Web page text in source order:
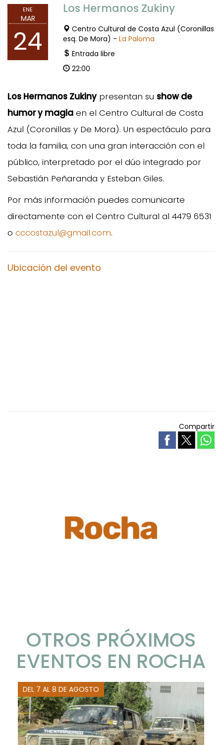
ENE
MAR
24
Los Hermanos Zukiny
Centro Cultural de Costa Azul (Coronillas
esq. De Mora) - La Paloma
Entrada libre
22:00
Los Hermanos Zukinypresentan su show de
humor y magia en el Centro Cultural de Costa
Azul (Coronillas y De Mora). Un espectáculo para
toda la familia, con una gran interacción con el
público, interpretado por el dúo integrado por
Sebastián Peñaranda y Esteban Giles.
Por más información puedes comunicarte
directamente con el Centro Cultural al 4479 6531
o cccostazul@gmail.com.
Ubicación del evento
Compartir
OTROS PRÓXIMOS
EVENTOS EN ROCHA
DEL 7 AL 8 DE AGOSTO